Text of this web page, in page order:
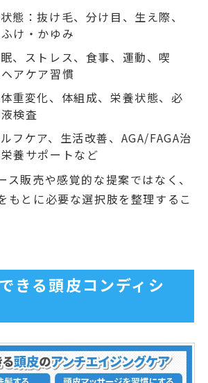
態：抜け毛、分け目、生え際、
け・かゆみ
、ストレス、食事、運動、喫
アケア習慣
重変化、体組成、栄養状態、必
検査
フケア、生活改善、AGA/FAGA治
養サポートなど
ス販売や感覚的な提案ではなく、
もとに必要な選択肢を整理するこ
きる頭皮コンディシ